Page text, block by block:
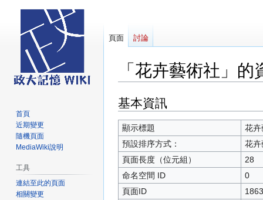
「花卉藝術社」的
跳
至
導
覽
跳
至
搜
尋
基本資訊
顯示標題
花卉
預設排序方式：
花卉
頁面長度（位元組）
28
命名空間 ID
0
頁面ID
1863
頁面 討論
首頁
近期變更
隨機頁面
MediaWiki說明
工具
連結至此的頁面
相關變更